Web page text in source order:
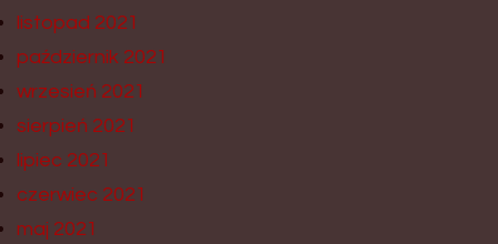
listopad 2021
październik 2021
wrzesień 2021
sierpień 2021
lipiec 2021
czerwiec 2021
maj 2021